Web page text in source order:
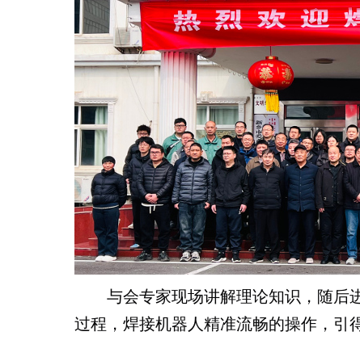
与会专家现场讲解理论知识，随后
过程，焊接机器人精准流畅的操作，引